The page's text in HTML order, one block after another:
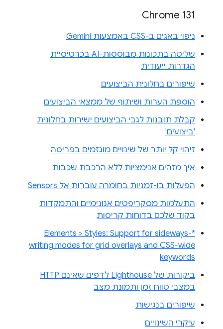
Chrome 131
ניפוי באגים ב-CSS באמצעות Gemini
שליטה בתכונות מבוססות-AI בכרטיסיית
הגדרות ייעודית
שיפורים בחלונית הביצועים
הוספת הערות ושיתוף של ממצאי הביצועים
קבלת תובנות לגבי הביצועים ישירות בחלונית
'ביצועים'
זיהוי קל יותר של שינויים מוגזמים בפריסה
איך מזהים אנימציות ללא הרכבת שכבות
הפעלות בו-זמניות בחומרה עוברות אל Sensors
התעלמות מסקריפטים אנונימיים והתמקדות
בקוד שלכם בדוחות קריסות
Elements > Styles: Support for sideways-*
writing modes for grid overlays and CSS-wide
keywords
ביקורות של Lighthouse לדפים שאינם HTTP
במצבי טווח זמן ותמונת מצב
שיפורים בנגישות
עיקרי השינויים